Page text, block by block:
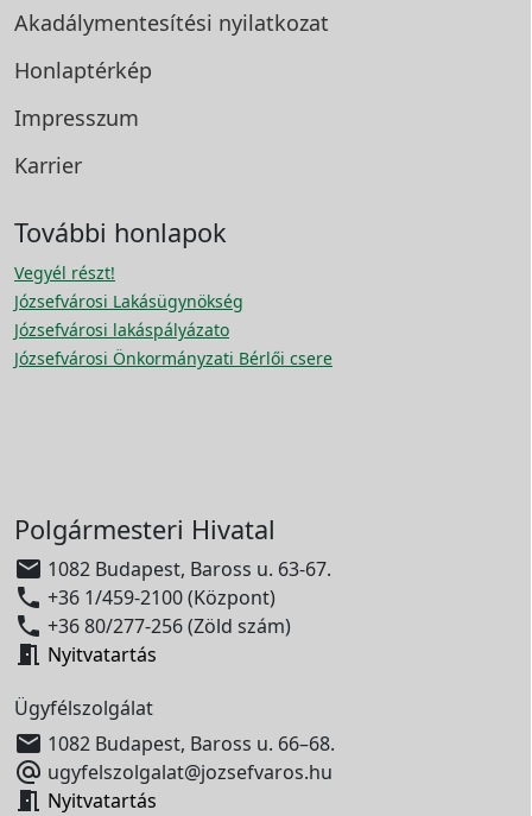
Akadálymentesítési nyilatkozat
Honlaptérkép
Impresszum
Karrier
További honlapok
Vegyél részt!
Józsefvárosi Lakásügynökség
Józsefvárosi lakáspályázato
Józsefvárosi Önkormányzati Bérlői csere
Polgármesteri Hivatal
 1082 Budapest, Baross u. 63-67.
 +36 1/459-2100 (Központ)
 +36 80/277-256 (Zöld szám)
 Nyitvatartás
Ügyfélszolgálat
 1082 Budapest, Baross u. 66–68.
 ugyfelszolgalat@jozsefvaros.hu
 Nyitvatartás